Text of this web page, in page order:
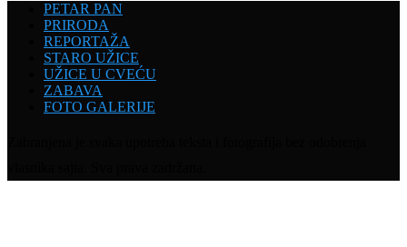
PETAR PAN
PRIRODA
REPORTAŽA
STARO UŽICE
UŽICE U CVEĆU
ZABAVA
FOTO GALERIJE